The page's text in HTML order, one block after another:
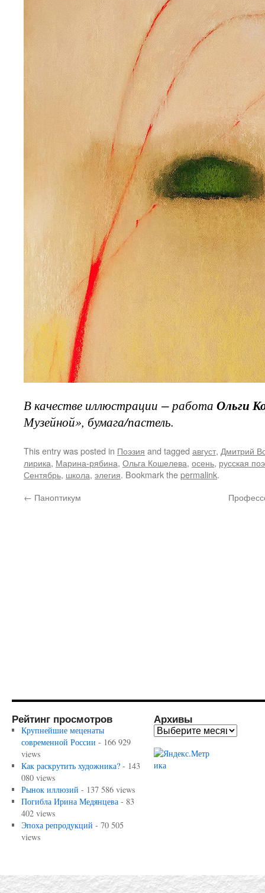
В качестве иллюстрации − работа Ольги
Музейной», бумага/пастель.
This entry was posted in Поэзия and tagged август, Дмитрий
лирика, Марина-рябина, Ольга Кошелева, осень, русская
Сентябрь, школа, элегия. Bookmark thepermalink.
← Паноптикум
Рейтинг просмотров
Крупнейшие меценаты
современной России - 166 929
views
Как раскрутить художника?- 143
080 views
Рынок иллюзий - 137 586 views
Погибла Ирина Медянцева- 83
402 views
Эпоха репродукций - 70 505
views
Архивы